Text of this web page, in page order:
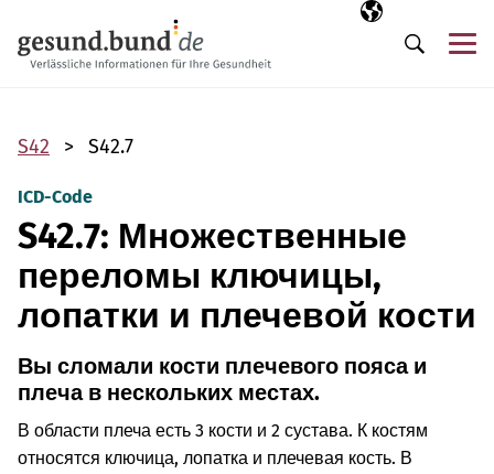
Выбранный
RU
Поиск
S42 S42.7
ICD-Code
S42.7: Множественные
переломы ключицы,
лопатки и плечевой кости
Вы сломали кости плечевого пояса и
плеча в нескольких местах.
В области плеча есть 3 кости и 2 сустава. К костям
относятся ключица, лопатка и плечевая кость. В